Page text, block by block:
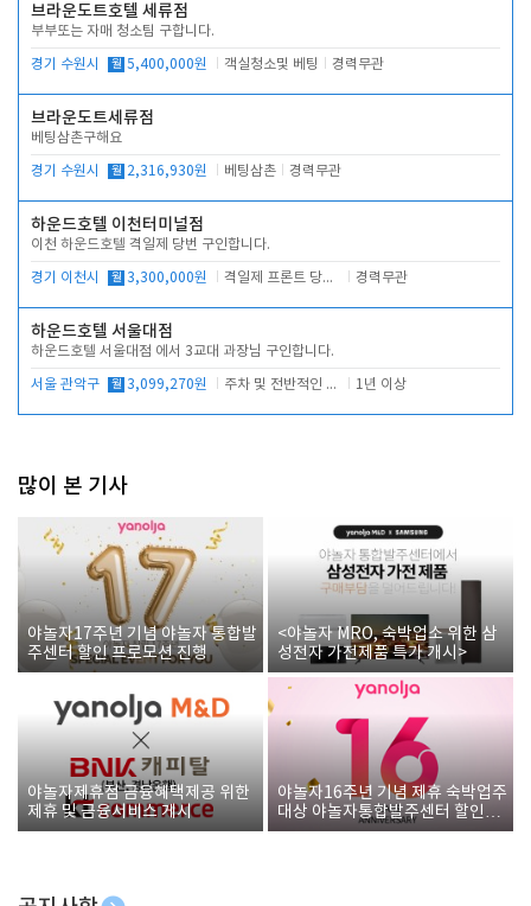
브라운도트호텔 세류점
부부또는 자매 청소팀 구합니다.
경기 수원시 월 5,400,000원 객실청소및 베팅 경력무관
브라운도트세류점
베팅삼촌구해요
경기 수원시 월 2,316,930원 베팅삼촌 경력무관
하운드호텔 이천터미널점
이천 하운드호텔 격일제 당번 구인합니다.
경기 이천시 월 3,300,000원 격일제 프론트 당번 업무로 주차 및 객실 점검 경력무관
하운드호텔 서울대점
하운드호텔 서울대점 에서 3교대 과장님 구인합니다.
서울 관악구 월 3,099,270원 주차 및 전반적인 당번업무 1년 이상
많이 본 기사
야놀자17주년 기념 야놀자 통합발
주센터 할인 프로모션 진행
<야놀자 MRO, 숙박업소 위한 삼
성전자 가전제품 특가 개시>
야놀자제휴점 금융혜택제공 위한
제휴 및 금융서비스 게시
야놀자16주년 기념 제휴 숙박업주
대상 야놀자통합발주센터 할인쿠
폰 증정